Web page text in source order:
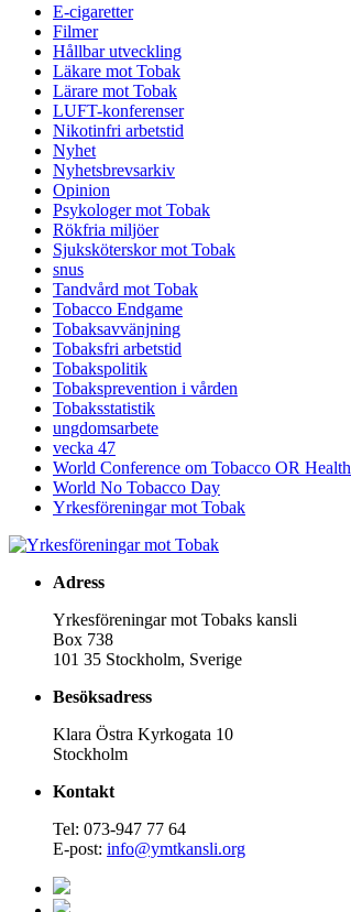
E-cigaretter
Filmer
Hållbar utveckling
Läkare mot Tobak
Lärare mot Tobak
LUFT-konferenser
Nikotinfri arbetstid
Nyhet
Nyhetsbrevsarkiv
Opinion
Psykologer mot Tobak
Rökfria miljöer
Sjuksköterskor mot Tobak
snus
Tandvård mot Tobak
Tobacco Endgame
Tobaksavvänjning
Tobaksfri arbetstid
Tobakspolitik
Tobaksprevention i vården
Tobaksstatistik
ungdomsarbete
vecka 47
World Conference om Tobacco OR Health
World No Tobacco Day
Yrkesföreningar mot Tobak
Adress
Yrkesföreningar mot Tobaks kansli
Box 738
101 35 Stockholm, Sverige
Besöksadress
Klara Östra Kyrkogata 10
Stockholm
Kontakt
Tel: 073-947 77 64
E-post: info@ymtkansli.org